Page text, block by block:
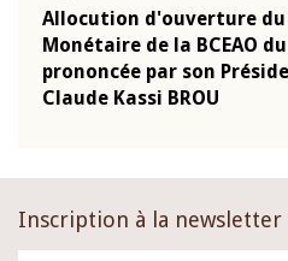
Allocution d'ouverture
Monétaire de la BCEAO
prononcée par son
Claude Kassi BROU
Inscription à la newsletter